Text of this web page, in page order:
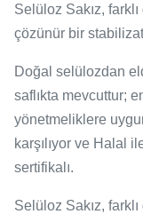
Selüloz Sakız,
çözünür bir
Doğal selülozdan
saflıkta mevcuttur;
yönetmeliklere
karşılıyor ve Halal
sertifikalı.
Selüloz Sakız,